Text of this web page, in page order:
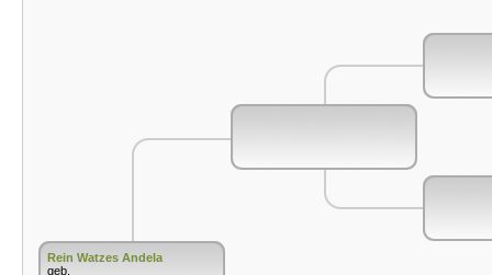
Rein Watzes Andela
geb.